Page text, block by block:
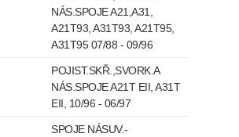
NÁS.SPOJE A21,A31,
A21T93, A31T93, A21T95,
A31T95 07/88 - 09/96
POJIST.SKŘ.,SVORK.A
NÁS.SPOJE A21T EII, A31T
EII, 10/96 - 06/97
SPOJE NÁSUV.-